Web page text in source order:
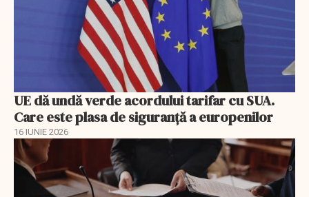
UE dă undă verde acordului tarifar cu SUA.
Care este plasa de siguranță a europenilor
16 IUNIE 2026